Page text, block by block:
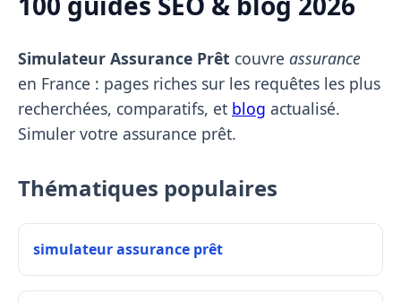
Simulateur Assurance Prêt couvre assurance
en France : pages riches sur les requêtes les plus
recherchées, comparatifs, et blog actualisé.
Simuler votre assurance prêt.
Thématiques populaires
simulateur assurance prêt